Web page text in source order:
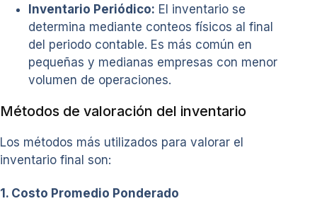
Inventario Periódico: El inventario se
determina mediante conteos físicos al final
del periodo contable. Es más común en
pequeñas y medianas empresas con menor
volumen de operaciones.
Métodos de valoración del inventario
Los métodos más utilizados para valorar el
inventario final son:
1. Costo Promedio Ponderado